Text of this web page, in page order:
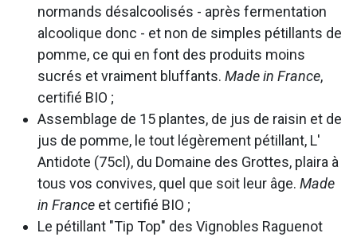
normands désalcoolisés - après fermentation
alcoolique donc - et non de simples pétillants de
pomme, ce qui en font des produits moins
sucrés et vraiment bluffants. Made in France,
certifié BIO ;
Assemblage de 15 plantes, de jus de raisin et de
jus de pomme, le tout légèrement pétillant, L'
Antidote (75cl), du Domaine des Grottes, plaira à
tous vos convives, quel que soit leur âge. Made
in France et certifié BIO ;
Le pétillant "Tip Top" des Vignobles Raguenot